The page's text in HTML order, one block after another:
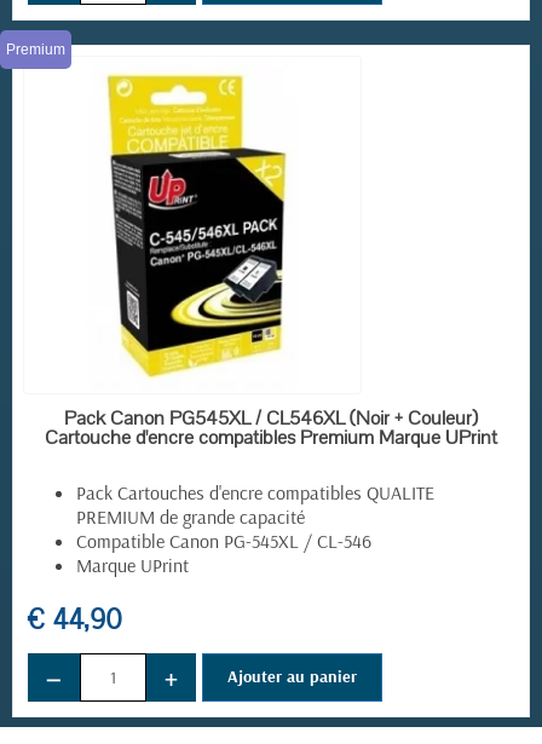
EN STOCK
Premium
Pack Canon PG545XL / CL546XL (Noir + Couleur)
Cartouche d'encre compatibles Premium Marque UPrint
Pack Cartouches d'encre compatibles QUALITE
PREMIUM de grande capacité
Compatible Canon PG-545XL / CL-546
Marque UPrint
€ 44,90
− + Ajouter au panier